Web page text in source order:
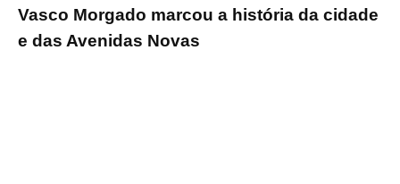
Vasco Morgado marcou a história da cidade
e das Avenidas Novas